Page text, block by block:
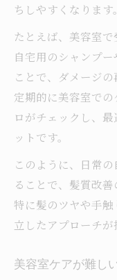
ちしやすくなります。
たとえば、美容室
自宅用のシャンプ
ことで、ダメージの
定期的に美容室で
ロがチェックし、
ットです。
このように、日常
ることで、髪質改善
特に髪のツヤや手
立したアプローチが
美容室ケアが難し